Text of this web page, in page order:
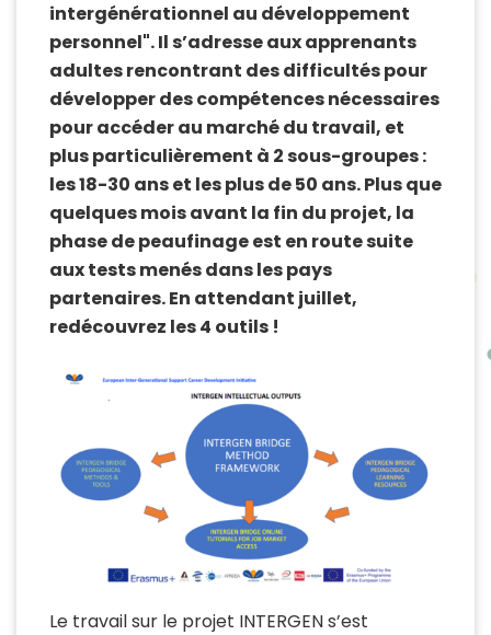
intergénérationnel au développement
personnel". Il s’adresse aux apprenants
adultes rencontrant des difficultés pour
développer des compétences nécessaires
pour accéder au marché du travail, et
plus particulièrement à 2 sous-groupes :
les 18-30 ans et les plus de 50 ans. Plus que
quelques mois avant la fin du projet, la
phase de peaufinage est en route suite
aux tests menés dans les pays
partenaires. En attendant juillet,
redécouvrez les 4 outils !
Le travail sur le projet INTERGEN s’est